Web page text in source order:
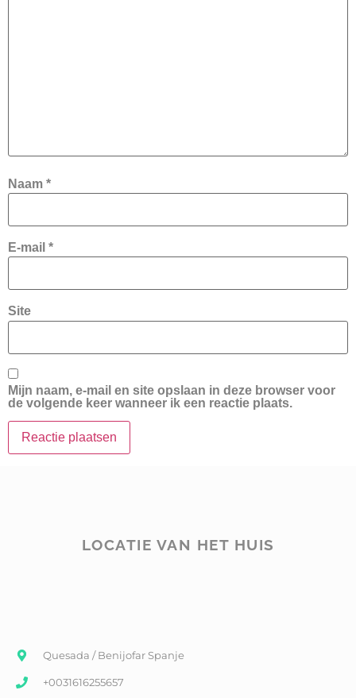
Naam *
E-mail *
Site
Mijn naam, e-mail en site opslaan in deze browser voor
de volgende keer wanneer ik een reactie plaats.
LOCATIE VAN HET HUIS
Quesada / Benijofar Spanje
+0031616255657